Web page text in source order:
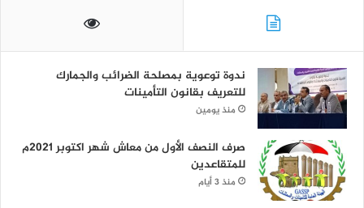
ندوة توعوية بمصلحة الضرائب والجمارك
للتعريف بقانون التأمينات
منذ يومين
صرف النصف الأول من معاش شهر اكتوبر 2021م
للمتقاعدين
منذ 3 أيام